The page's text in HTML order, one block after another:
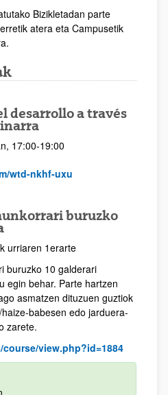
Bizikletadan parte
atera eta Campusetik
desarrollo a través
17:00-19:00
wtd-nkhf-uxu
buruzko
urriaren 1erarte
buruzko 10 galderari
egin behar. Parte hartzen
asmatzen dituzuen guztiok
babesen edo jarduera-
zarete.
view.php?id=1884